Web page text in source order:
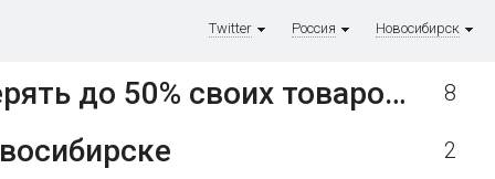
Новосибирск
Россия
Twitter
8
«Сейчас у всех просто шок»: новосибирский бизнес может потерять до 50% своих товаров из-за атак БПЛА на Wildberries - Infopro54 - Новости Новосибирска. Новости Сибири
2